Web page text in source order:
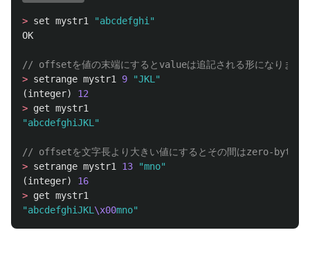
> set mystr1
"abcdefghi"
OK
// offsetを値の末端にするとvalueは追記される形になります
> setrange mystr1 9
"JKL"
(integer)
12
> get mystr1
"abcdefghiJKL"
// offsetを文字長より大きい値にするとその間はzero-bytesで
> setrange mystr1 13
"mno"
(integer)
16
> get mystr1
"abcdefghiJKL \x00mno"